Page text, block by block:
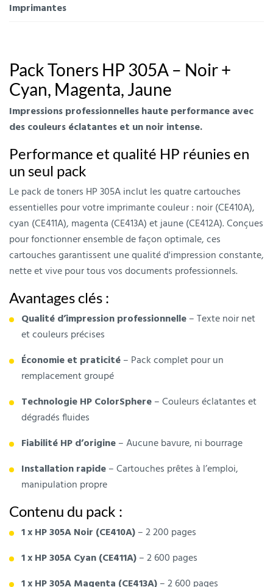
Imprimantes
Pack Toners HP 305A – Noir +
Cyan, Magenta, Jaune
Impressions professionnelles haute performance avec
des couleurs éclatantes et un noir intense.
Performance et qualité HP réunies en
un seul pack
Le pack de toners HP 305A inclut les quatre cartouches
essentielles pour votre imprimante couleur : noir (CE410A),
cyan (CE411A), magenta (CE413A) et jaune (CE412A). Conçues
pour fonctionner ensemble de façon optimale, ces
cartouches garantissent une qualité d'impression constante,
nette et vive pour tous vos documents professionnels.
Avantages clés :
Qualité d’impression professionnelle– Texte noir net
et couleurs précises
Économie et praticité– Pack complet pour un
remplacement groupé
Technologie HP ColorSphere– Couleurs éclatantes et
dégradés fluides
Fiabilité HP d’origine– Aucune bavure, ni bourrage
Installation rapide– Cartouches prêtes à l’emploi,
manipulation propre
Contenu du pack :
1 x HP 305A Noir (CE410A)– 2 200 pages
1 x HP 305A Cyan (CE411A)– 2 600 pages